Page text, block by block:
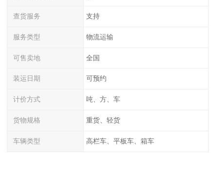
查货服务 支持
服务类型 物流运输
可售卖地 全国
装运日期 可预约
计价方式 吨、方、车
货物规格 重货、轻货
车辆类型 高栏车、平板车、箱车